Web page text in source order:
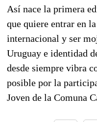
Así nace la primera
que quiere entrar en
internacional y ser
Uruguay e identidad
desde siempre vibra
posible por la
Joven de la Comuna